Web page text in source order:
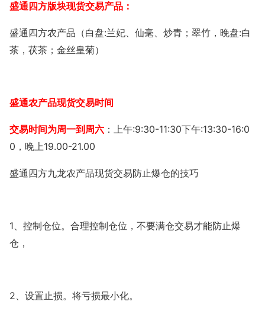
盛通四方版块现货交易产品：
盛通四方农产品（白盘:兰妃、仙毫、炒青；翠竹，晚盘:白
茶，茯茶；金丝皇菊）
盛通农产品现货交易时间
交易时间为周一到周六 ：上午:9:30-11:30下午:13:30-16:0
0 ，晚上19.00-21.00
盛通四方九龙农产品现货交易防止爆仓的技巧
1 、控制仓位。合理控制仓位，不要满仓交易才能防止爆
仓，
2 、设置止损。将亏损最小化。